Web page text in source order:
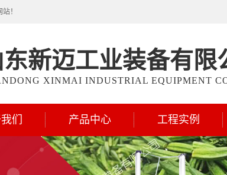
！
东新迈工业装备有限
XINMAI INDUSTRIAL EQUIPMENT
们 产品中心 工程实例